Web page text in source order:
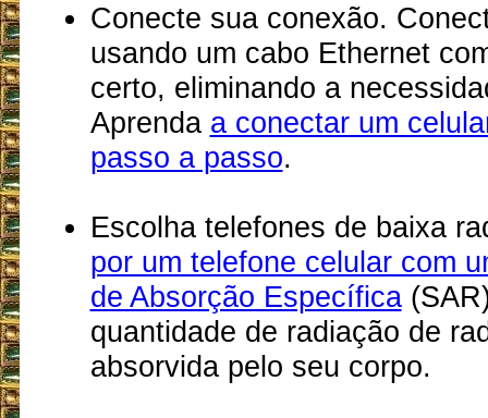
Conecte sua conexão.
usando um cabo Ethernet
certo, eliminando a
Aprenda a conectar um
passo a passo.
Escolha telefones de baixa
por um telefone celular com
de Absorção Específica
quantidade de radiação de
absorvida pelo seu corpo.